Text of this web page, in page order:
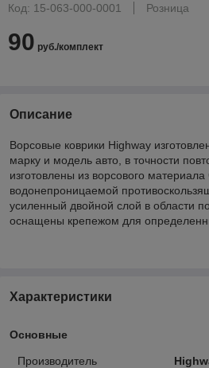
Код: 15-063-000-0001
Розница
90 руб./комплект
Описание
Ворсовые коврики Highway
марку и модель авто, в точности
изготовлены из ворсового материала
водонепроницаемой
усиленный двойной слой в области
оснащены крепежом для
Характеристики
Основные
Производитель